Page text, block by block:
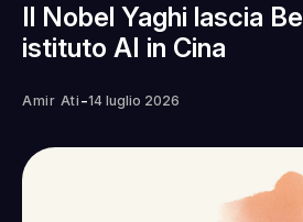
Il Nobel Yaghi lascia
istituto AI in Cina
Amir Ati -14 luglio 2026